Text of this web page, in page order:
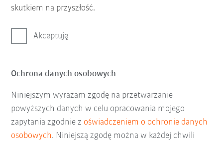
skutkiem na przyszłość.
Akceptuję
Ochrona danych osobowych
Niniejszym wyrażam zgodę na przetwarzanie
powyższych danych w celu opracowania mojego
zapytania zgodnie z oświadczeniem o ochronie danych
osobowych. Niniejszą zgodę można w każdej chwili